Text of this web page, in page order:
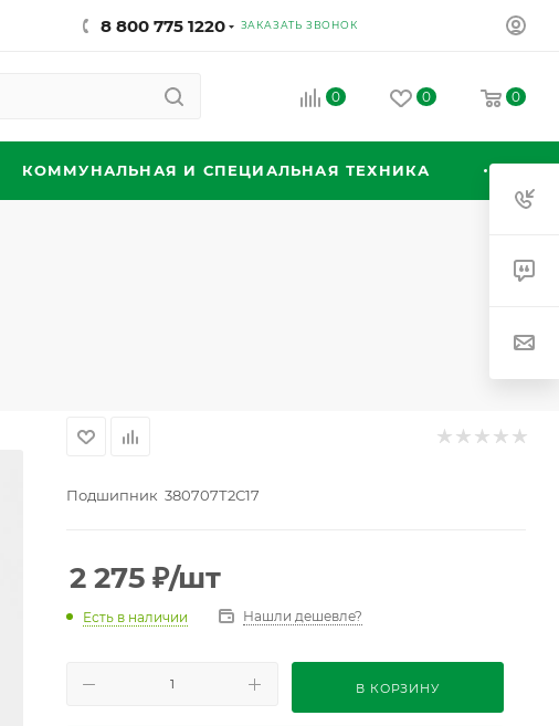
8 800 775 1220 ЗАКАЗАТЬ ЗВОНОК
0 0 0
КОММУНАЛЬНАЯ И СПЕЦИАЛЬНАЯ ТЕХНИКА
Подшипник 380707Т2С17
2 275 ₽/шт
Есть в наличии Нашли дешевле?
В КОРЗИНУ